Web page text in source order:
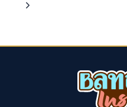
UND
Page
Next